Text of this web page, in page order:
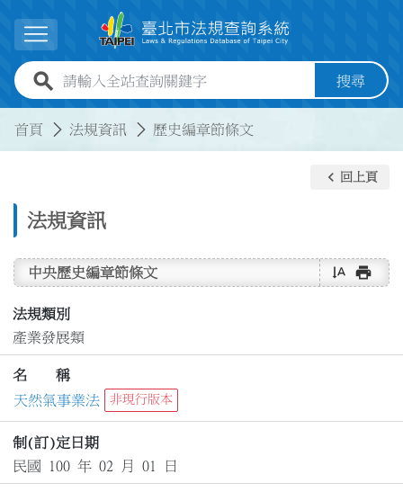
展開選單
全站查詢關鍵字欄位 搜尋
首頁 法規資訊 歷史編章節條文
法規資訊
keyboard_arrow_left 回上頁
中央歷史編章節條文 text_rotate_vertical print
法規類別
產業發展類
名 稱
天然氣事業法
非現行版本
制(訂)定日期
民國 100 年 02 月 01 日